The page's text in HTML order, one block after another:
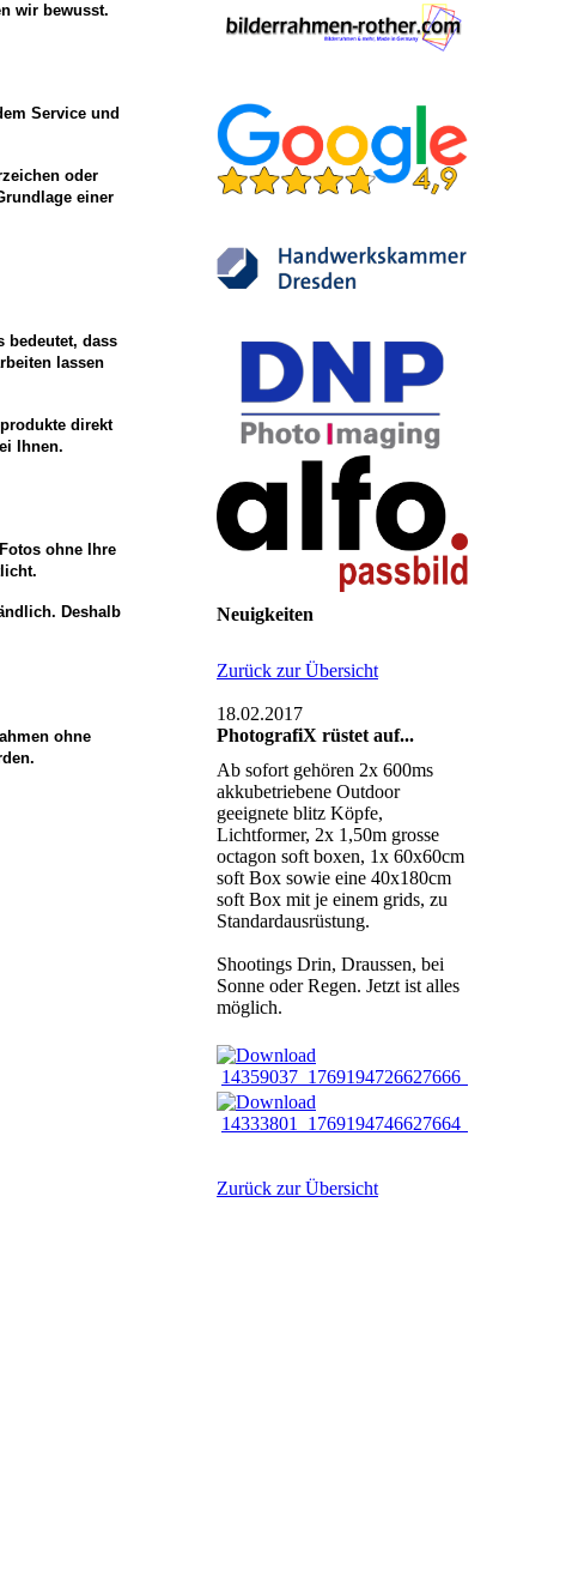
wir bewusst.
Service und
oder
einer
bedeutet, dass
lassen
direkt
Ihnen.
ohne Ihre
Deshalb
ohne
Neuigkeiten
Zurück zur Übersicht
18.02.2017
PhotografiX rüstet auf...
Ab sofort gehören 2x 600ms
akkubetriebene Outdoor
geeignete blitz Köpfe,
Lichtformer, 2x 1,50m grosse
octagon soft boxen, 1x 60x60cm
soft Box sowie eine 40x180cm
soft Box mit je einem grids, zu
Standardausrüstung.
Shootings Drin, Draussen, bei
Sonne oder Regen. Jetzt ist alles
möglich.
Zurück zur Übersicht